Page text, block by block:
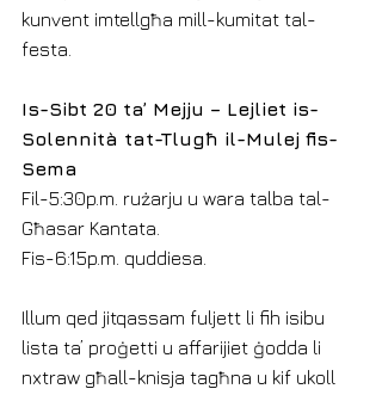
kunvent imtellgħa mill-kumitat tal-
festa.
Is-Sibt 20 ta’ Mejju – Lejliet is-
Solennità tat-Tlugħ il-Mulej fis-
Sema
Fil-5:30p.m. rużarju u wara talba tal-
Għasar Kantata.
Fis-6:15p.m. quddiesa.
Illum qed jitqassam fuljett li fih isibu
lista ta’ proġetti u affarijiet ġodda li
nxtraw għall-knisja tagħna u kif ukoll